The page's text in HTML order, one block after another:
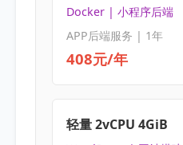
Docker | 小程序后端
APP后端服务 | 1年
408元/年
轻量 2vCPU 4GiB